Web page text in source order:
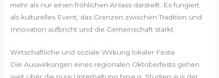
mehr als nur einen fröhlichen Anlass darstellt. Es fungiert
als kulturelles Event, das Grenzen zwischen Tradition und
Innovation aufbricht und die Gemeinschaft stärkt.
Wirtschaftliche und soziale Wirkung lokaler Feste
Die Auswirkungen eines regionalen Oktoberfests gehen
weit über die pure Unterhaltung hinaus. Studien aus der